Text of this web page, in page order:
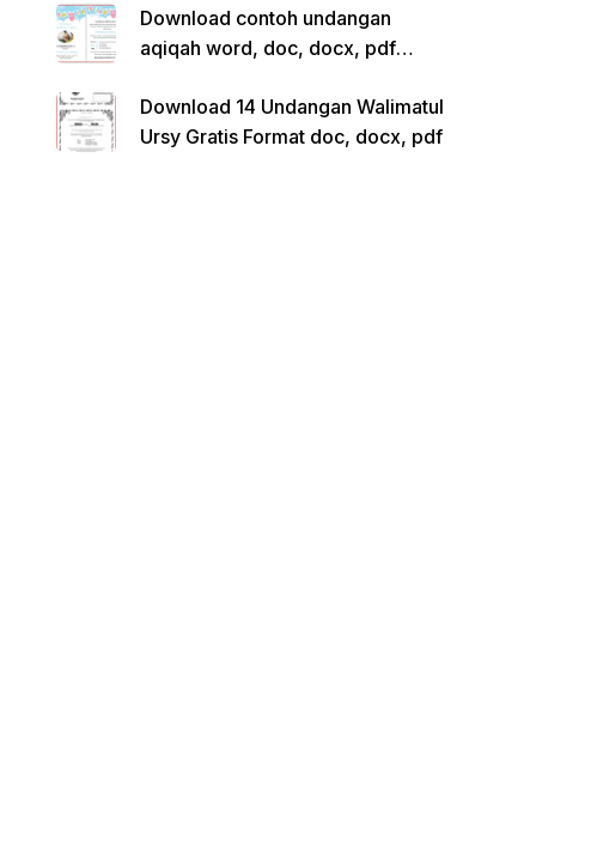
Download contoh undangan
aqiqah word, doc, docx, pdf
Download 14 Undangan Walimatul
Ursy Gratis Format doc, docx, pdf